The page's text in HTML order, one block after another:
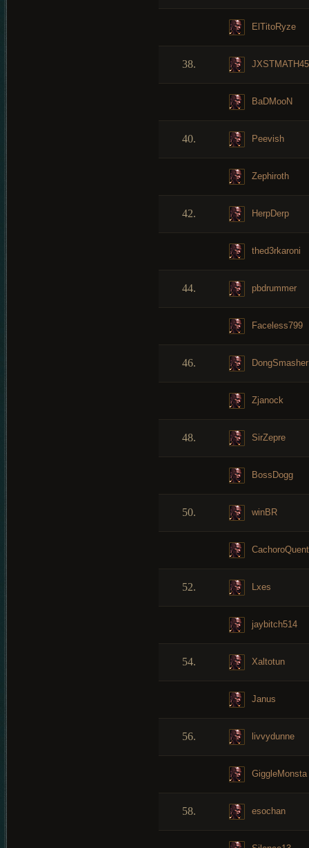
ElTitoRyze
38. JXSTMATH45
BaDMooN
40. Peevish
Zephiroth
42. HerpDerp
thed3rkaroni
44. pbdrummer
Faceless799
46. DongSmasher
Zjanock
48. SirZepre
BossDogg
50. winBR
CachoroQuent
52. Lxes
jaybitch514
54. Xaltotun
Janus
56. livvydunne
GiggleMonsta
58. esochan